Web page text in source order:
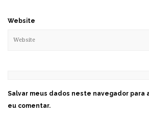
Website
Salvar meus dados neste navegador para
eu comentar.